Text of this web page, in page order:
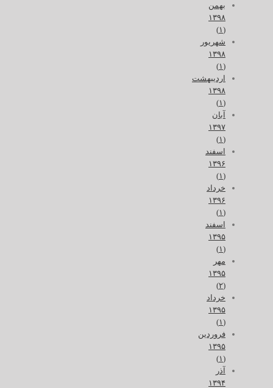
بهمن
۱۳۹۸
شهریور
۱۳۹۸
اردیبهشت
۱۳۹۸
آبان
۱۳۹۷
اسفند
۱۳۹۶
خرداد
۱۳۹۶
اسفند
۱۳۹۵
مهر
۱۳۹۵
خرداد
۱۳۹۵
فروردین
۱۳۹۵
آذر
۱۳۹۴